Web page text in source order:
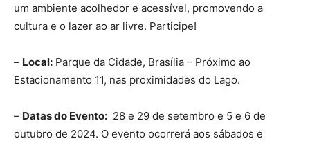
um ambiente acolhedor e acessível, promovendo a
cultura e o lazer ao ar livre. Participe!
– Local: Parque da Cidade, Brasília – Próximo ao
Estacionamento 11, nas proximidades do Lago.
– Datas do Evento: 28 e 29 de setembro e 5 e 6 de
outubro de 2024. O evento ocorrerá aos sábados e